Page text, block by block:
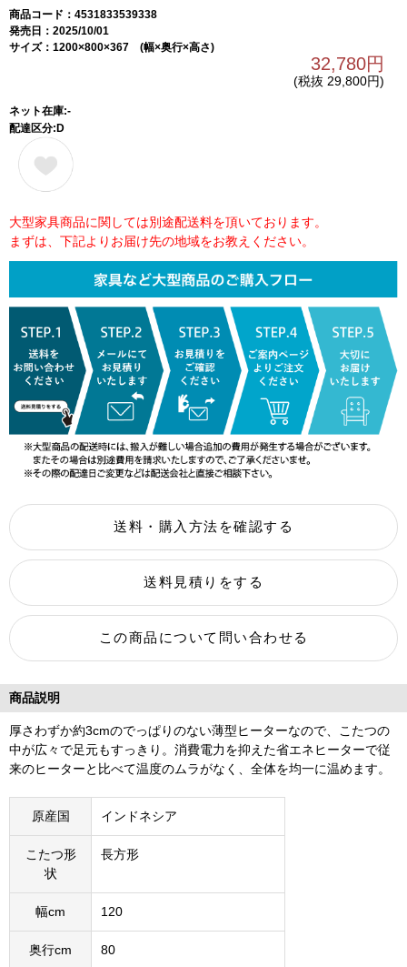
商品コード：4531833539338
発売日：2025/10/01
サイズ：1200×800×367 (幅×奥行×高さ)
32,780円
(税抜 29,800円)
ネット在庫:-
配達区分:D
大型家具商品に関しては別途配送料を頂いております。
まずは、下記よりお届け先の地域をお教えください。
商品説明
厚さわずか約3cmのでっぱりのない薄型ヒーターなので、こたつの
中が広々で足元もすっきり。消費電力を抑えた省エネヒーターで従
来のヒーターと比べて温度のムラがなく、全体を均一に温めます。
原産国 インドネシア
こたつ形
状
長方形
幅cm 120
奥行cm 80